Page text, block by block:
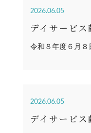
2026.06.05
デイサービ
令和８年度６月８
2026.06.05
デイサービ